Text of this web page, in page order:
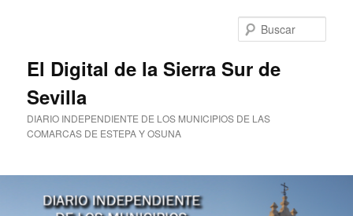
El Digital de la Sierra Sur de
Sevilla
DIARIO INDEPENDIENTE DE LOS MUNICIPIOS DE LAS
COMARCAS DE ESTEPA Y OSUNA